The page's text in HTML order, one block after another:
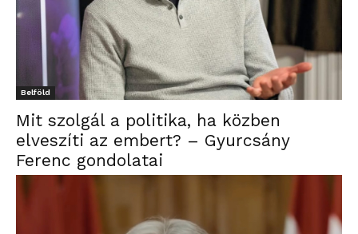
Belföld
Mit szolgál a politika, ha közben
elveszíti az embert? – Gyurcsány
Ferenc gondolatai